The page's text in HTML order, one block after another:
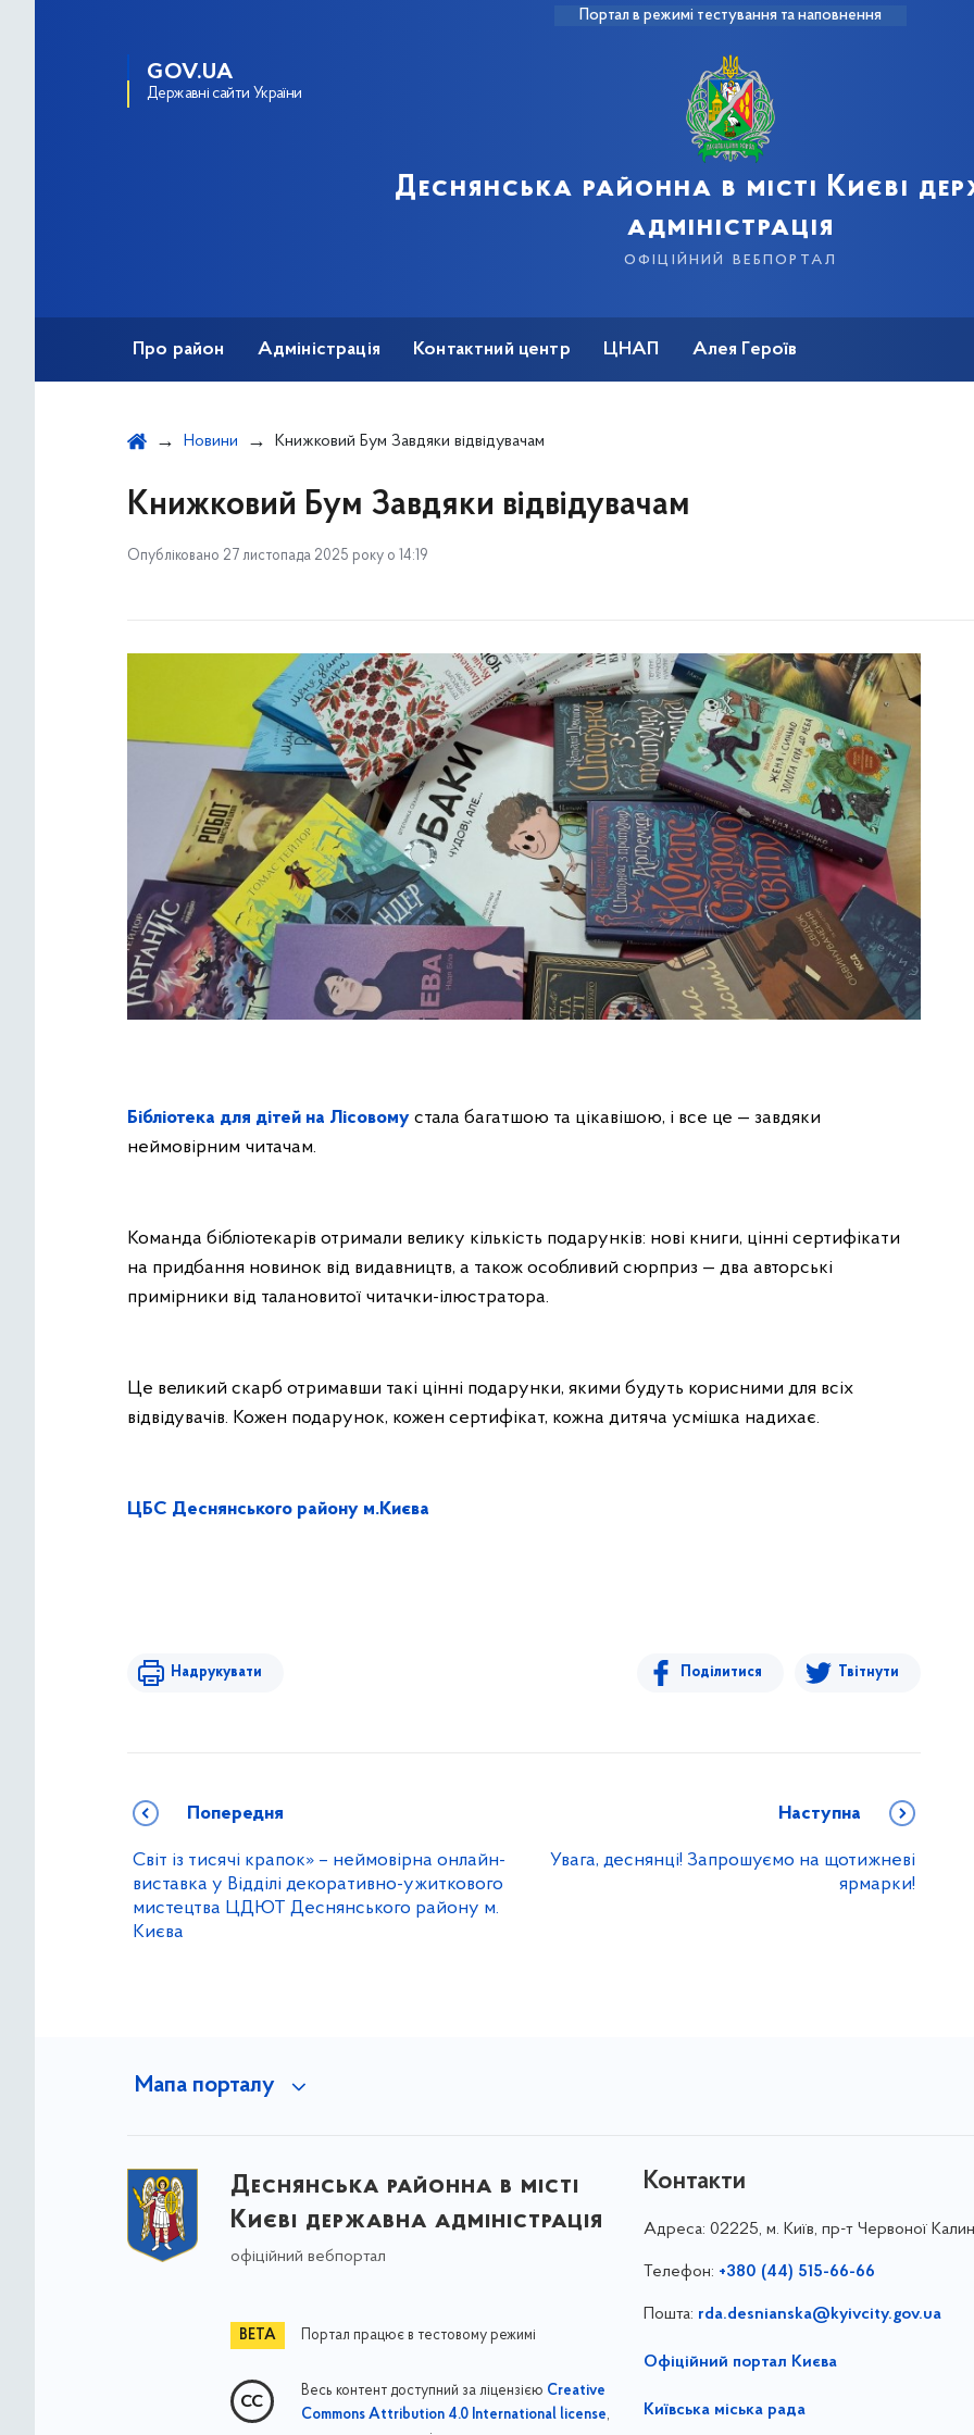
Портал в режимі тестування та наповнення
GOV.UA
Державні сайти України
Деснянська районна в місті Києві
адміністрація
офіційний вебпортал
Про район Адміністрація Контактний центр ЦНАП Алея Героїв
Новини Книжковий Бум Завдяки відвідувачам
Книжковий Бум Завдяки відвідувачам
Опубліковано 27 листопада 2025 року о 14:19
Бібліотека для дітей на Лісовому стала багатшою та цікавішою, і все це — завдяки
неймовірним читачам.
Команда бібліотекарів отримали велику кількість подарунків: нові книги, цінні сертифікати
на придбання новинок від видавництв, а також особливий сюрприз — два авторські
примірники від талановитої читачки-ілюстратора.
Це великий скарб отримавши такі цінні подарунки, якими будуть корисними для всіх
відвідувачів. Кожен подарунок, кожен сертифікат, кожна дитяча усмішка надихає.
ЦБС Деснянського району м.Києва
Надрукувати Поділитися Твітнути
Попередня
Світ із тисячі крапок» – неймовірна онлайн-
виставка у Відділі декоративно-ужиткового
мистецтва ЦДЮТ Деснянського району м.
Києва
Наступна
Увага, деснянці! Запрошуємо на щотижневі
ярмарки!
Мапа порталу
Деснянська районна в місті
Києві державна адміністрація
офіційний вебпортал
Портал працює в тестовому режимі
Весь контент доступний за ліцензією Creative
Commons Attribution 4.0 International license,
Контакти
Адреса: 02225, м. Київ, пр-т Червоної
Телефон: +380 (44) 515-66-66
Пошта: rda.desnianska@kyivcity.gov.ua
Офіційний портал Києва
Київська міська рада